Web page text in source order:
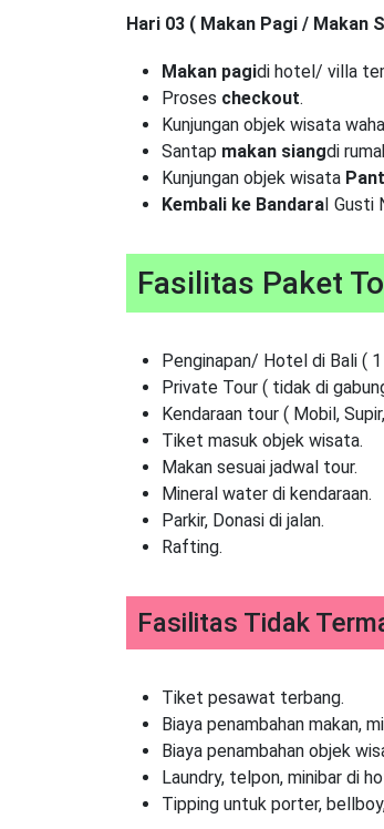
Hari 03 ( Makan Pagi / Makan
Makan pagidi hotel/ villa
Proses checkout.
Kunjungan objek wisata
Santap makan siangdi
Kunjungan objek wisata
Kembali ke Bandara I Gusti
Fasilitas Paket
Penginapan/ Hotel di Bali (
Private Tour ( tidak di
Kendaraan tour ( Mobil,
Tiket masuk objek wisata.
Makan sesuai jadwal tour.
Mineral water di kendaraan.
Parkir, Donasi di jalan.
Rafting.
Fasilitas Tidak
Tiket pesawat terbang.
Biaya penambahan makan,
Biaya penambahan objek
Laundry, telpon, minibar di
Tipping untuk porter,